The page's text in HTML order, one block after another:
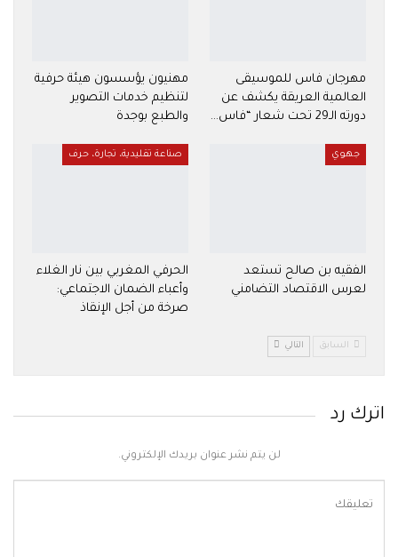
مهرجان فاس للموسيقى
العالمية العريقة يكشف عن
دورته الـ29 تحت شعار “فاس…
مهنيون يؤسسون هيئة حرفية
لتنظيم خدمات التصوير
والطبع بوجدة
جهوي
الفقيه بن صالح تستعد
لعرس الاقتصاد التضامني
صناعة تقليدية، تجارة، حرف
الحرفي المغربي بين نار الغلاء
وأعباء الضمان الاجتماعي:
صرخة من أجل الإنقاذ
السابق التالي
اترك رد
لن يتم نشر عنوان بريدك الإلكتروني.